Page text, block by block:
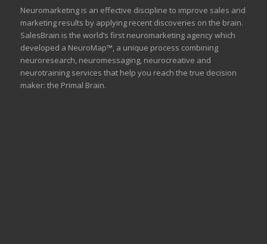
Neuromarketing is an effective discipline to improve sales and
marketing results by applying recent discoveries on the brain.
SalesBrain is the world’s first neuromarketing agency which
developed a NeuroMap™, a unique process combining
neuroresearch, neuromessaging, neurocreative and
neurotraining services that help you reach the true decision
maker: the Primal Brain.